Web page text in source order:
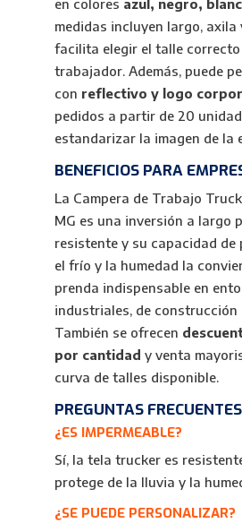
en colores azul, negro,
medidas incluyen largo, axila
facilita elegir el talle
trabajador. Además, puede
con reflectivo y logo
pedidos a partir de 20
estandarizar la imagen de la
BENEFICIOS PARA
La Campera de Trabajo
MG es una inversión a largo
resistente y su capacidad
el frío y la humedad la
prenda indispensable en
industriales, de construcción
También se ofrecen
por cantidad y venta
curva de talles disponible.
PREGUNTAS FRECUENTES
¿ES IMPERMEABLE?
Sí, la tela trucker es
protege de la lluvia y la
¿SE PUEDE PERSONALIZAR?